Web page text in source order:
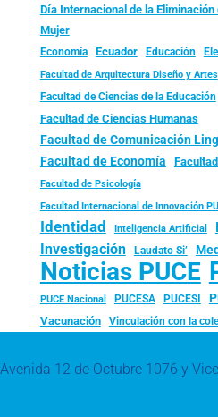
Día Internacional de la
Mujer
Economía Ecuador Educación
Facultad de Arquitectura Diseño y Artes
Facultad de Ciencias de la Educación
Facultad de Ciencias Humanas
Facultad de Comunicación
Facultad de Economía
Facultad de Psicología
Facultad Internacional de Innovación
Identidad Inteligencia Artificial
Investigación Laudato Si’
Noticias PUCE
PUCE Nacional PUCESA PUCESI
Vacunación
Vinculación con la
Avenida 12 de Octubre 1076 y